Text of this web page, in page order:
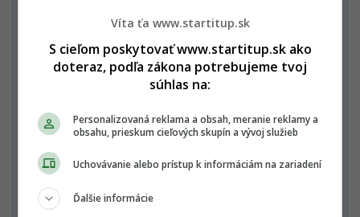
Všetky mesačné predplatné
Mesačné predplatné Multiweb PREMIUM 7,99€
Ročné predplatné Multiweb PREMIUM 65€
Chcem vidieť celú ponuku / Mám
Víta ťa www.startitup.sk
S cieľom poskytovať www.startitup.sk ako
doteraz, podľa zákona potrebujeme tvoj
súhlas na:
Personalizovaná reklama a obsah, meranie reklamy a
obsahu, prieskum cieľových skupín a vývoj služieb
Uchovávanie alebo prístup k informáciám na zariadení
Ďalšie informácie